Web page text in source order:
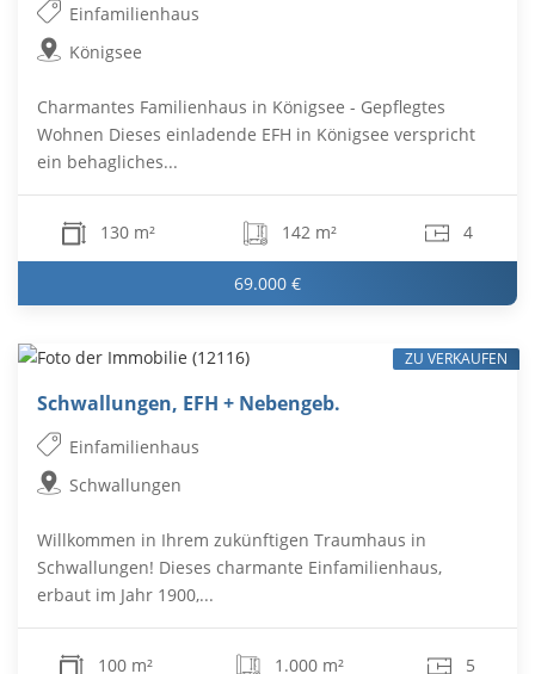
Einfamilienhaus
Königsee
Charmantes Familienhaus in Königsee - Gepflegtes
Wohnen Dieses einladende EFH in Königsee verspricht
ein behagliches...
130 m² 142 m² 4
69.000 €
Schwallungen, EFH + Nebengeb.
Einfamilienhaus
Schwallungen
Willkommen in Ihrem zukünftigen Traumhaus in
Schwallungen! Dieses charmante Einfamilienhaus,
erbaut im Jahr 1900,...
100 m² 1.000 m² 5
ZU VERKAUFEN